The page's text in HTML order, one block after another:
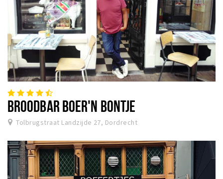
BROODBAR BOER'N BONTJE
Tolbrugstraat Landzijde 27, Dordrecht